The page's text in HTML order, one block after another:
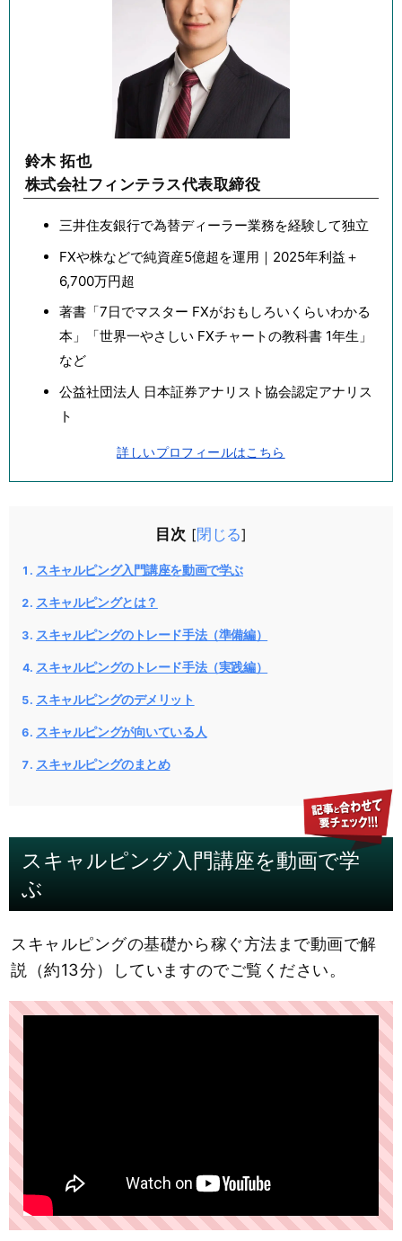
鈴木 拓也
株式会社フィンテラス代表取締役
三井住友銀行で為替ディーラー業務を経験して独立
FXや株などで純資産5億超を運用｜2025年利益＋
6,700万円超
著書「7日でマスター FXがおもしろいくらいわかる
本」「世界一やさしい FXチャートの教科書 1年生」
など
公益社団法人 日本証券アナリスト協会認定アナリス
ト
詳しいプロフィールはこちら
目次 [閉じる]
スキャルピング入門講座を動画で学ぶ
スキャルピングとは？
スキャルピングのトレード手法（準備編）
スキャルピングのトレード手法（実践編）
スキャルピングのデメリット
スキャルピングが向いている人
スキャルピングのまとめ
スキャルピング入門講座を動画で学
ぶ
スキャルピングの基礎から稼ぐ方法まで動画で解
説（約13分）していますのでご覧ください。